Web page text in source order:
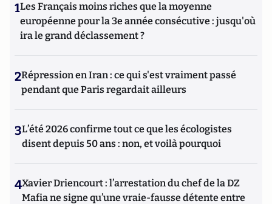
1Les Français moins riches que la moyenne
européenne pour la 3e année consécutive : jusqu'où
ira le grand déclassement ?
2Répression en Iran : ce qui s'est vraiment passé
pendant que Paris regardait ailleurs
3L’été 2026 confirme tout ce que les écologistes
disent depuis 50 ans : non, et voilà pourquoi
4Xavier Driencourt : l’arrestation du chef de la DZ
Mafia ne signe qu’une vraie-fausse détente entre